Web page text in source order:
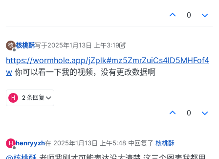
0
核 核桃酥写于2025年1月13日 上午3:19
最后由 核桃酥 编辑 2025年1月13日 上午11:19
https://wormhole.app/jZplk#mz5ZmrZuiCs4lD5MHFof4
w 你可以看一下我的视频，没有更改数据啊
H 2 条回复
0
H henryyzh在 2025年1月13日 上午5:48 中回复了 核桃酥
最后由 编辑